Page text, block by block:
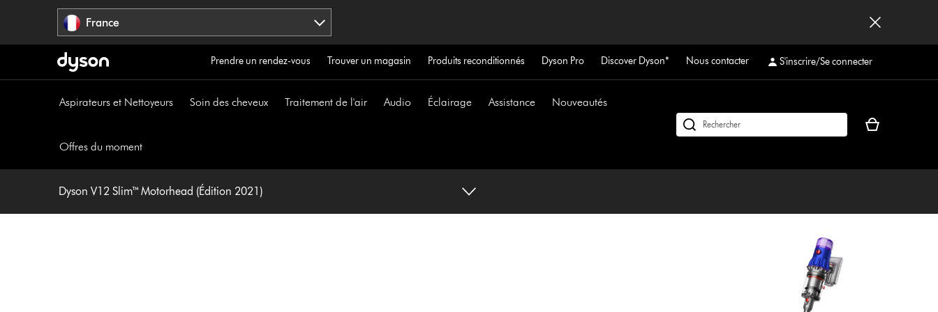
France
Prendre un rendez-vous Trouver un magasin Produits reconditionnés Dyson Pro Discover Dyson* Nous contacter S'inscrire/Se connecter
Aspirateurs et Nettoyeurs Soin des cheveux Traitement de l'air Audio Éclairage Assistance Nouveautés
Offres du moment
Rechercher
Votre
vide
Dyson V12 Slim™ Motorhead (Édition 2021)